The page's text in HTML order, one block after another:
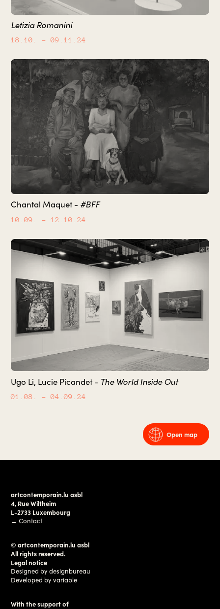
Letizia Romanini
18.10. – 09.11.24
Chantal Maquet - #BFF
10.09. – 12.10.24
Ugo Li, Lucie Picandet - The World Inside Out
01.08. – 04.09.24
Open map
artcontemporain.lu asbl
4, Rue Wiltheim
L-2733 Luxembourg
→Contact
© artcontemporain.lu asbl
All rights reserved.
Legal notice
Designed bydesignbureau
Developed byvariable
With the support of